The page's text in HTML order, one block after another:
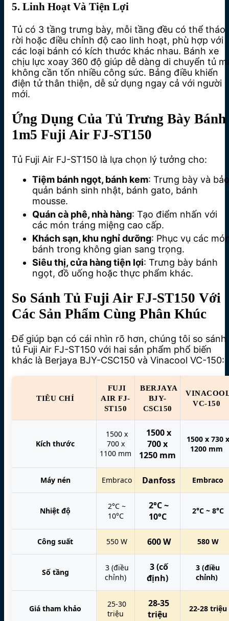
5. Linh Hoạt Và Tiện Lợi
Tủ có 3 tầng trưng bày, mỗi tầng đều có thể tháo
rời hoặc điều chỉnh độ cao linh hoạt, phù hợp với
các loại bánh có kích thước khác nhau. Bánh xe
chịu lực xoay 360 độ giúp dễ dàng di chuyển tủ
không cần tốn nhiều công sức. Bảng điều khiển
điện tử thân thiện, dễ sử dụng ngay cả với người
mới.
Ứng Dụng Của Tủ Trưng Bày Bánh
1m5 Fuji Air FJ-ST150
Tủ Fuji Air FJ-ST150 là lựa chọn lý tưởng cho:
Tiệm bánh ngọt, bánh kem: Trưng bày và bảo
quản bánh sinh nhật, bánh gato, bánh
mousse.
Quán cà phê, nhà hàng: Tạo điểm nhấn với
các món tráng miệng cao cấp.
Khách sạn, khu nghỉ dưỡng: Phục vụ các
bánh trong không gian sang trọng.
Siêu thị, cửa hàng tiện lợi: Trưng bày bánh
ngọt, đồ uống hoặc thực phẩm khác.
So Sánh Tủ Fuji Air FJ-ST150 Với
Các Sản Phẩm Cùng Phân Khúc
Để giúp bạn có cái nhìn rõ hơn, chúng tôi so sánh
tủ Fuji Air FJ-ST150 với hai sản phẩm phổ biến
khác là Berjaya BJY-CSC150 và Vinacool VC-150:
TIÊU CHÍ
FUJI
AIR FJ-
ST150
BERJAYA
BJY-
CSC150
VC-150
Kích thước
1500 x
700 x
1100 mm
1500 x
700 x
1250 mm
1500 x 730 x
1200 mm
Máy nén Embraco Danfoss Embraco
Nhiệt độ
2°C ~
10°C
2°C ~
10°C
2°C ~ 8°C
Công suất 550 W 600 W 580 W
Số tầng
3 (điều
chỉnh)
3 (cố
định)
3 (điều
chỉnh)
Giá tham khảo
25-30
triệu
28-35
triệu
22-28 triệu